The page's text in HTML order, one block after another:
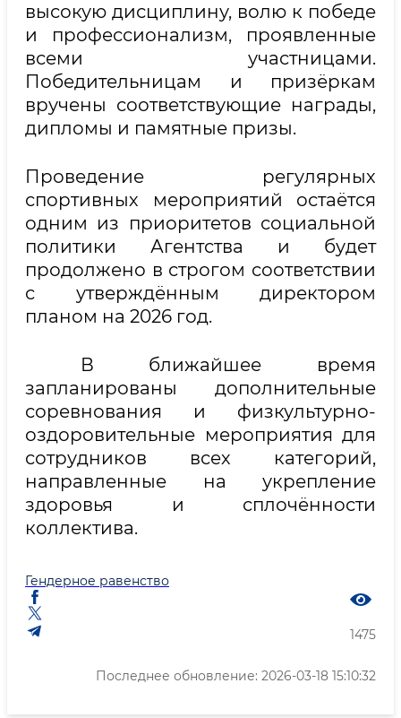
высокую дисциплину, волю к победе
и профессионализм, проявленные
всеми участницами.
Победительницам и призёркам
вручены соответствующие награды,
дипломы и памятные призы.
Проведение регулярных
спортивных мероприятий остаётся
одним из приоритетов социальной
политики Агентства и будет
продолжено в строгом соответствии
с утверждённым директором
планом на 2026 год.
В ближайшее время
запланированы дополнительные
соревнования и физкультурно-
оздоровительные мероприятия для
сотрудников всех категорий,
направленные на укрепление
здоровья и сплочённости
коллектива.
Гендерное равенство
1475
Последнее обновление: 2026-03-18 15:10:32